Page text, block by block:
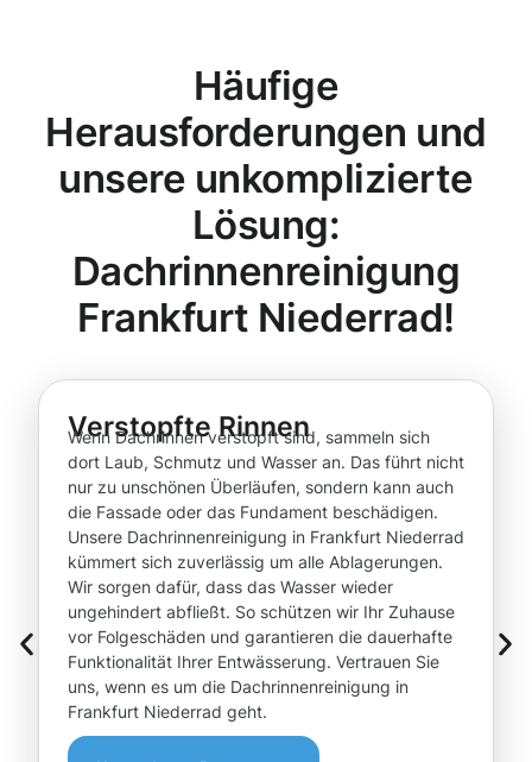
Häufige
Herausforderungen und
unsere unkomplizierte
Lösung:
Dachrinnenreinigung
Frankfurt Niederrad!
Verstopfte Rinnen
Wenn Dachrinnen verstopft sind, sammeln sich
dort Laub, Schmutz und Wasser an. Das führt nicht
nur zu unschönen Überläufen, sondern kann auch
die Fassade oder das Fundament beschädigen.
Unsere Dachrinnenreinigung in Frankfurt Niederrad
kümmert sich zuverlässig um alle Ablagerungen.
Wir sorgen dafür, dass das Wasser wieder
ungehindert abfließt. So schützen wir Ihr Zuhause
vor Folgeschäden und garantieren die dauerhafte
Funktionalität Ihrer Entwässerung. Vertrauen Sie
uns, wenn es um die Dachrinnenreinigung in
Frankfurt Niederrad geht.